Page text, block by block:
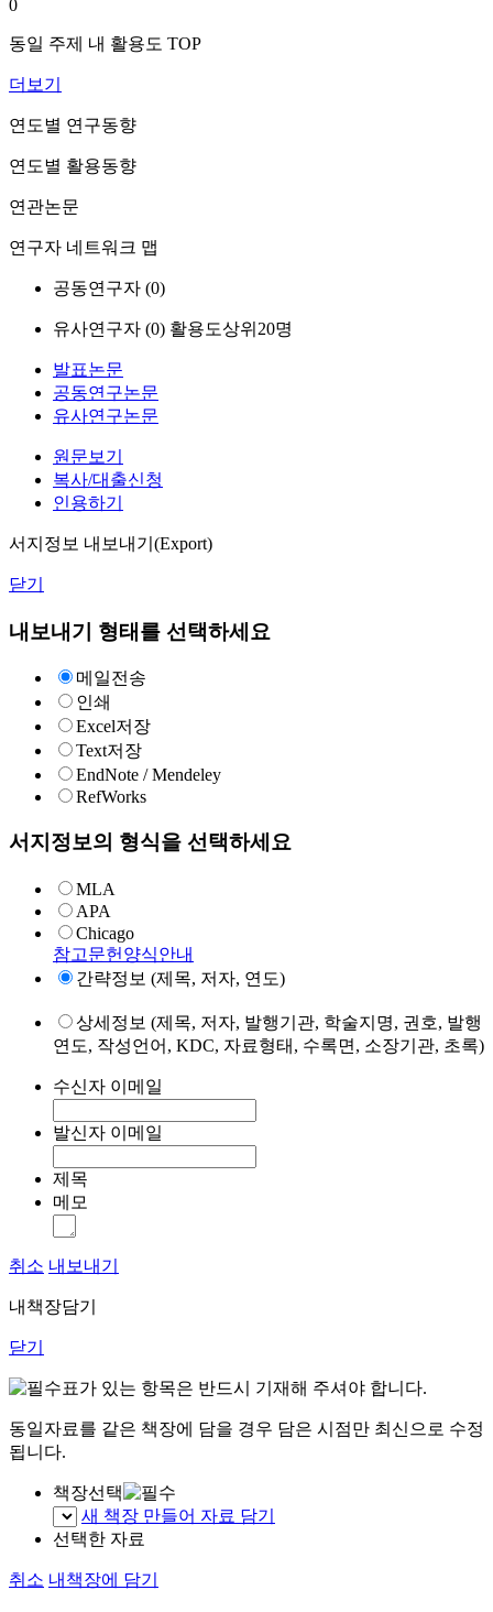
0
동일 주제 내 활용도 TOP
더보기
연도별 연구동향
연도별 활용동향
연관논문
연구자 네트워크 맵
공동연구자 (0)
유사연구자 (0) 활용도상위20명
발표논문
공동연구논문
유사연구논문
원문보기
복사/대출신청
인용하기
서지정보 내보내기(Export)
닫기
내보내기 형태를 선택하세요
메일전송
인쇄
Excel저장
Text저장
EndNote / Mendeley
RefWorks
서지정보의 형식을 선택하세요
MLA
APA
Chicago
참고문헌양식안내
간략정보 (제목, 저자, 연도)
상세정보 (제목, 저자, 발행기관, 학술지명, 권호, 발행
연도, 작성언어, KDC, 자료형태, 수록면, 소장기관, 초록)
수신자 이메일
발신자 이메일
제목
메모
취소 내보내기
내책장담기
닫기
표가 있는 항목은 반드시 기재해 주셔야 합니다.
동일자료를 같은 책장에 담을 경우 담은 시점만 최신으로 수정
됩니다.
책장선택
새 책장 만들어 자료 담기
선택한 자료
취소 내책장에 담기